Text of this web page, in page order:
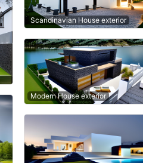
Scandinavian House exterior
Modern House exterior